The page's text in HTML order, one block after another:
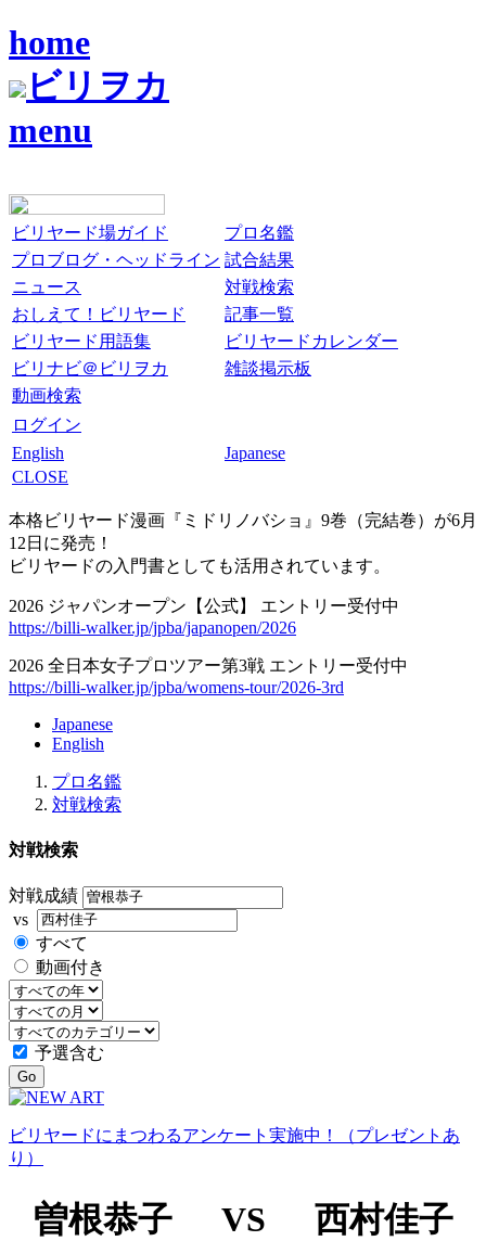
home
ビリヲカ
menu
ビリヤード場ガイド
プロ名鑑
プロブログ・ヘッドライン 試合結果
ニュース
対戦検索
おしえて！ビリヤード
記事一覧
ビリヤード用語集
ビリヤードカレンダー
ビリナビ＠ビリヲカ
雑談掲示板
動画検索
ログイン
English
Japanese
CLOSE
本格ビリヤード漫画『ミドリノバショ』9巻（完結巻）が6月
12日に発売！
ビリヤードの入門書としても活用されています。
2026 ジャパンオープン【公式】 エントリー受付中
https://billi-walker.jp/jpba/japanopen/2026
2026 全日本女子プロツアー第3戦 エントリー受付中
https://billi-walker.jp/jpba/womens-tour/2026-3rd
Japanese
English
プロ名鑑
対戦検索
対戦検索
対戦成績
vs
すべて
動画付き
予選含む
Go
ビリヤードにまつわるアンケート実施中！（プレゼントあ
り）
曽根恭子 VS 西村佳子